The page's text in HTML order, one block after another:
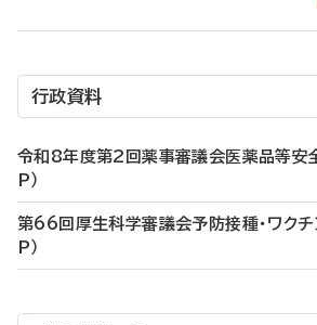
行政資料
令和8年度第2回薬事審議会医薬品等安
P）
第66回厚生科学審議会予防接種・ワクチ
P）